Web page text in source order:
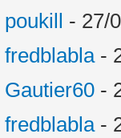
poukill - 27/
fredblabla-
Gautier60 -
fredblabla-